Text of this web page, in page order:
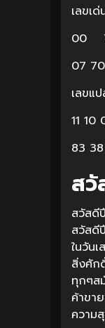
เลข
00
07
เลขแ
11 10
83 38
ส
สวัสดี
สวัสดี
ในวัน
สิ่งศัก
ทุกๆส
ค้าขา
ความ